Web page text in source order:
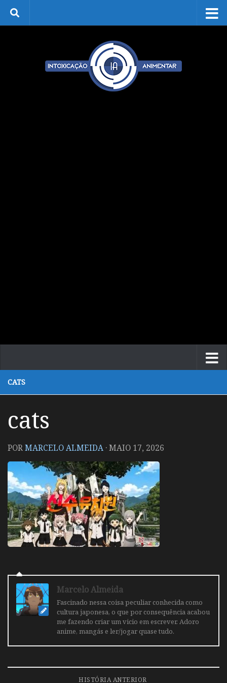
Skip to content
CATS
cats
PORMARCELO ALMEIDA ·MAIO 17, 2026
Marcelo Almeida
Fascinado nessa coisa peculiar conhecida como
cultura japonesa, o que por consequência acabou
me fazendo criar um vicio em escrever. Adoro
anime, mangás e ler/jogar quase tudo.
HISTÓRIA ANTERIOR